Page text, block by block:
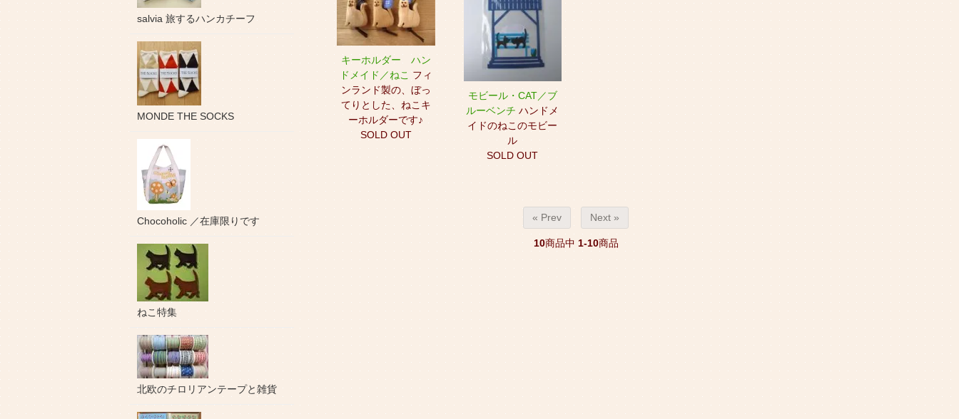
キーホルダー ハン
ドメイド／ねこ フィ
ンランド製の、ぼっ
てりとした、ねこキ
ーホルダーです♪
SOLD OUT
モビール・CAT／ブ
ルーベンチ ハンドメ
イドのねこのモビー
ル
SOLD OUT
« Prev Next »
10商品中 1-10商品
salvia 旅するハンカチーフ
MONDE THE SOCKS
Chocoholic ／在庫限りです
ねこ特集
北欧のチロリアンテープと雑貨